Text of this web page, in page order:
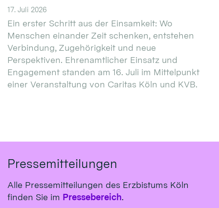
17. Juli 2026
Ein erster Schritt aus der Einsamkeit: Wo
Menschen einander Zeit schenken, entstehen
Verbindung, Zugehörigkeit und neue
Perspektiven. Ehrenamtlicher Einsatz und
Engagement standen am 16. Juli im Mittelpunkt
einer Veranstaltung von Caritas Köln und KVB.
Pressemitteilungen
Alle Pressemitteilungen des Erzbistums Köln
finden Sie im Pressebereich.